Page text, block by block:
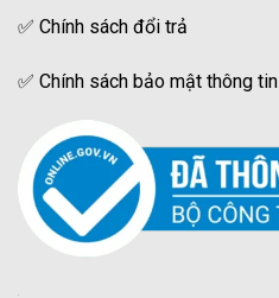
✅ Chính sách đổi trả
✅ Chính sách bảo mật thông tin